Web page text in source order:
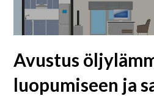
Avustus
luopumiseen ja